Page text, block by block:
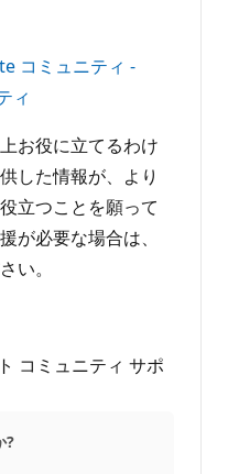
コミュニティ -
ィ
お役に立てるわけ
した情報が、より
立つことを願って
が必要な場合は、
い。
コミュニティ サポ
?